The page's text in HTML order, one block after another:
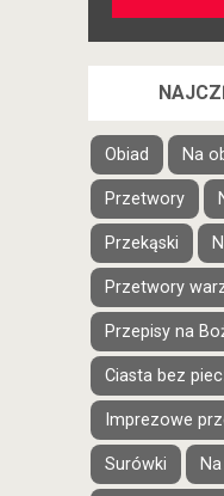
Obiad Na
Przetwory
Przekąski
Przetwory
Przepisy na
Ciasta bez
Imprezowe
Surówki